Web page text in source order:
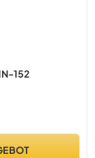
152